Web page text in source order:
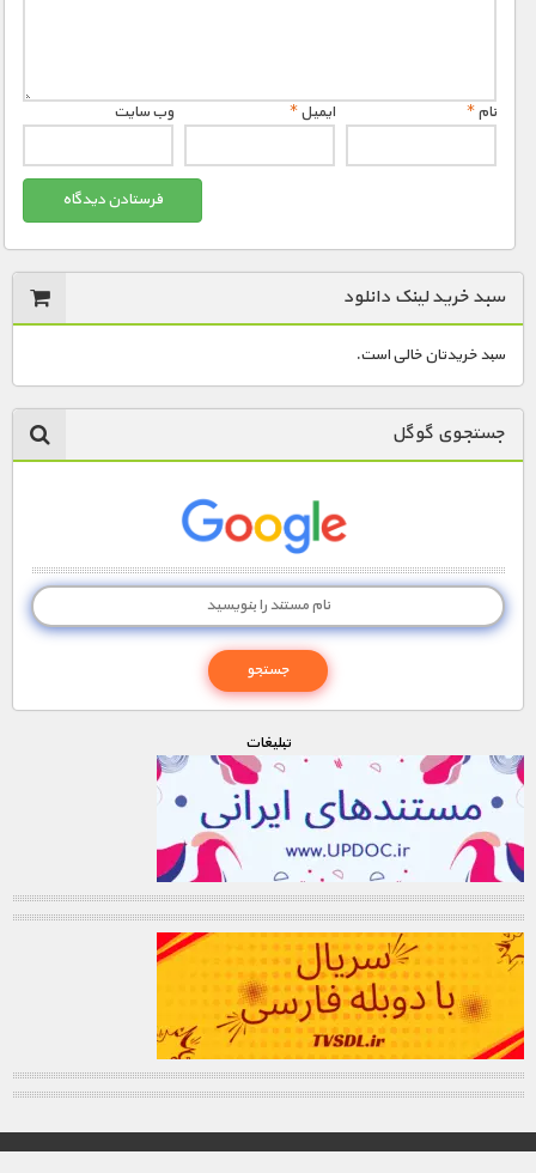
نام* ایمیل* وب‌ سایت
سبد خرید لینک دانلود
سبد خریدتان خالی است.
جستجوی گوگل
تبليغات